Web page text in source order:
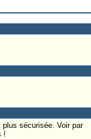
sécurisée. Voir par
!